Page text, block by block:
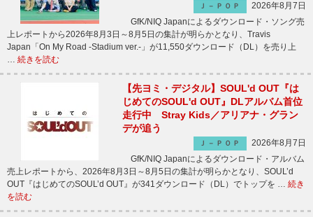
Ｊ－ＰＯＰ
2026年8月7日
GfK/NIQ Japanによるダウンロード・ソング売
上レポートから2026年8月3日～8月5日の集計が明らかとなり、Travis
Japan「On My Road -Stadium ver.-」が11,550ダウンロード（DL）を売り上
… 続きを読む
【先ヨミ・デジタル】SOUL'd OUT『は
じめてのSOUL'd OUT』DLアルバム首位
走行中 Stray Kids／アリアナ・グラン
デが追う
Ｊ－ＰＯＰ
2026年8月7日
GfK/NIQ Japanによるダウンロード・アルバム
売上レポートから、2026年8月3日～8月5日の集計が明らかとなり、SOUL’d
OUT『はじめてのSOUL’d OUT』が341ダウンロード（DL）でトップを … 続き
を読む